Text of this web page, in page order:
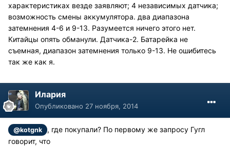
характеристиках везде заявляют; 4 независимых датчика;
возможность смены аккумулятора. два диапазона
затемнения 4-6 и 9-13. Разумеется ничего этого нет.
Китайцы опять обманули. Датчика-2. Батарейка не
съемная, диапазон затемнения только 9-13. Не ошибитесь
так же как я.
Илария
Опубликовано 27 ноября, 2014
@kotgnk
, где покупали? По первому же запросу Гугл
говорит, что